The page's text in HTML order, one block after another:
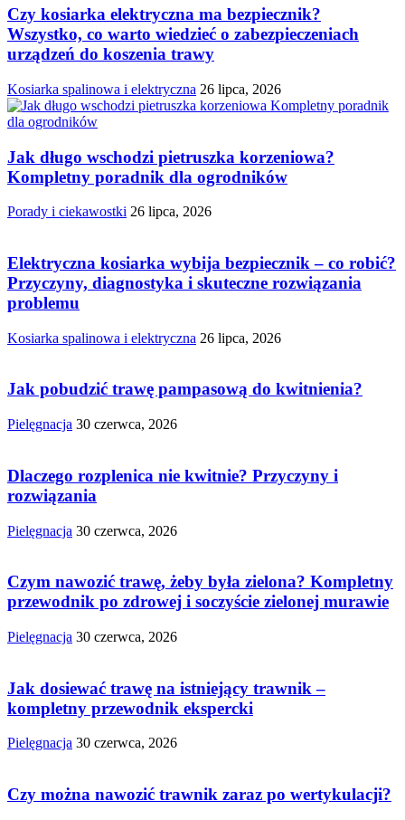
Czy kosiarka elektryczna ma bezpiecznik?
Wszystko, co warto wiedzieć o zabezpieczeniach
urządzeń do koszenia trawy
Kosiarka spalinowa i elektryczna 26 lipca, 2026
Jak długo wschodzi pietruszka korzeniowa?
Kompletny poradnik dla ogrodników
Porady i ciekawostki 26 lipca, 2026
Elektryczna kosiarka wybija bezpiecznik – co robić?
Przyczyny, diagnostyka i skuteczne rozwiązania
problemu
Kosiarka spalinowa i elektryczna 26 lipca, 2026
Jak pobudzić trawę pampasową do kwitnienia?
Pielęgnacja 30 czerwca, 2026
Dlaczego rozplenica nie kwitnie? Przyczyny i
rozwiązania
Pielęgnacja 30 czerwca, 2026
Czym nawozić trawę, żeby była zielona? Kompletny
przewodnik po zdrowej i soczyście zielonej murawie
Pielęgnacja 30 czerwca, 2026
Jak dosiewać trawę na istniejący trawnik –
kompletny przewodnik ekspercki
Pielęgnacja 30 czerwca, 2026
Czy można nawozić trawnik zaraz po wertykulacji?